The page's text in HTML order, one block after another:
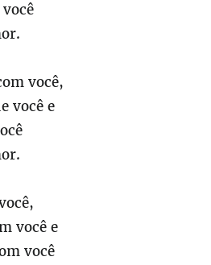
você,
você e
você e
você